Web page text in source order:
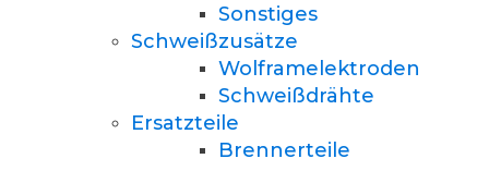
Sonstiges
Schweißzusätze
Wolframelektroden
Schweißdrähte
Ersatzteile
Brennerteile